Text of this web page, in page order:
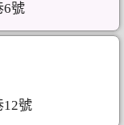
6號
12號